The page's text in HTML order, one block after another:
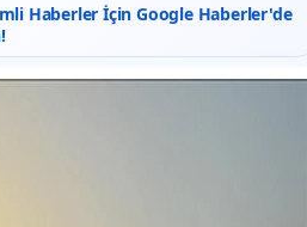
Haberler İçin Google Haberler'de